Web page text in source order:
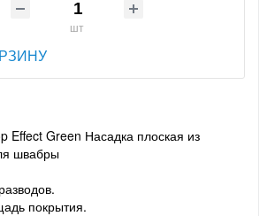
шт
Effect Green Насадка плоская из
швабры
покрытия.